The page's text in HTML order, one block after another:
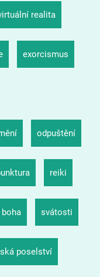
realita
exorcismus
odpuštění
reiki
svátosti
poselství